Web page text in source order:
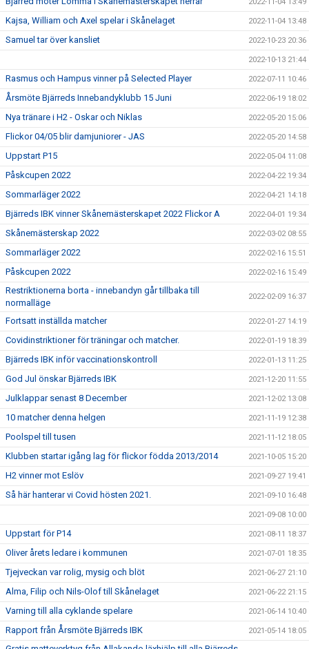
Kajsa, William och Axel spelar i Skånelaget 2022-11-04 13:48
Samuel tar över kansliet 2022-10-23 20:36
2022-10-13 21:44
Rasmus och Hampus vinner på Selected Player 2022-07-11 10:46
Årsmöte Bjärreds Innebandyklubb 15 Juni 2022-06-19 18:02
Nya tränare i H2 - Oskar och Niklas 2022-05-20 15:06
Flickor 04/05 blir damjuniorer - JAS 2022-05-20 14:58
Uppstart P15 2022-05-04 11:08
Påskcupen 2022 2022-04-22 19:34
Sommarläger 2022 2022-04-21 14:18
Bjärreds IBK vinner Skånemästerskapet 2022 Flickor A 2022-04-01 19:34
Skånemästerskap 2022 2022-03-02 08:55
Sommarläger 2022 2022-02-16 15:51
Påskcupen 2022 2022-02-16 15:49
Restriktionerna borta - innebandyn går tillbaka till
normalläge
2022-02-09 16:37
Fortsatt inställda matcher 2022-01-27 14:19
Covidinstriktioner för träningar och matcher. 2022-01-19 18:39
Bjärreds IBK inför vaccinationskontroll 2022-01-13 11:25
God Jul önskar Bjärreds IBK 2021-12-20 11:55
Julklappar senast 8 December 2021-12-02 13:08
10 matcher denna helgen 2021-11-19 12:38
Poolspel till tusen 2021-11-12 18:05
Klubben startar igång lag för flickor födda 2013/2014 2021-10-05 15:20
H2 vinner mot Eslöv 2021-09-27 19:41
Så här hanterar vi Covid hösten 2021. 2021-09-10 16:48
2021-09-08 10:00
Uppstart för P14 2021-08-11 18:37
Oliver årets ledare i kommunen 2021-07-01 18:35
Tjejveckan var rolig, mysig och blöt 2021-06-27 21:10
Alma, Filip och Nils-Olof till Skånelaget 2021-06-22 21:15
Varning till alla cyklande spelare 2021-06-14 10:40
Rapport från Årsmöte Bjärreds IBK 2021-05-14 18:05